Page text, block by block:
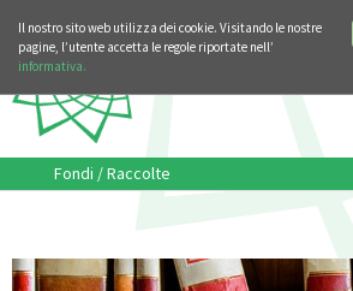
Il nostro sito web utilizza dei cookie. Visitando le nostre
pagine, l’utente accetta le regole riportate nell’
informativa.
Fondi / Raccolte